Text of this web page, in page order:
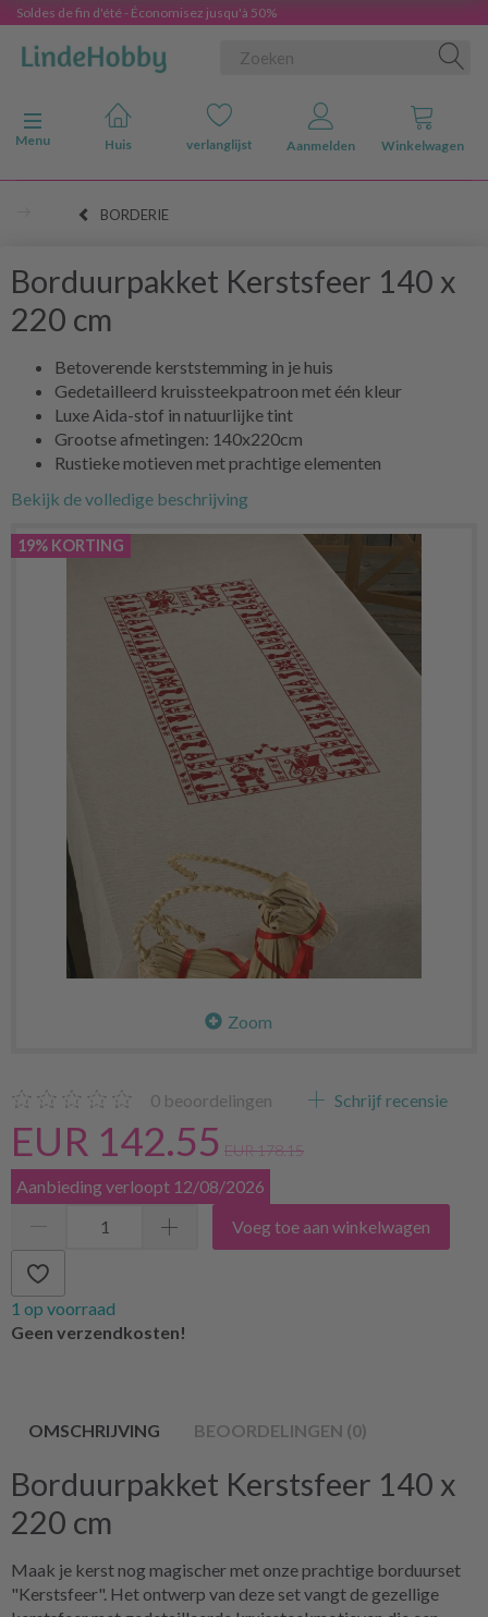
Soldes de fin d'été - Économisez jusqu'à 50%
Navigatie in-/uitschakelen
Menu
Huis verlanglijst Aanmelden Winkelwagen
BORDERIE
Borduurpakket Kerstsfeer 140 x
220 cm
Betoverende kerststemming in je huis
Gedetailleerd kruissteekpatroon met één kleur
Luxe Aida-stof in natuurlijke tint
Grootse afmetingen: 140x220cm
Rustieke motieven met prachtige elementen
Bekijk de volledige beschrijving
19% KORTING
Zoom
0 beoordelingen Schrijf recensie
EUR 142.55 EUR 178.15
Aanbieding verloopt 12/08/2026
Voeg toe aan winkelwagen
1 op voorraad
Geen verzendkosten!
OMSCHRIJVING BEOORDELINGEN (0)
Borduurpakket Kerstsfeer 140 x
220 cm
Maak je kerst nog magischer met onze prachtige borduurset
"Kerstsfeer". Het ontwerp van deze set vangt de gezellige